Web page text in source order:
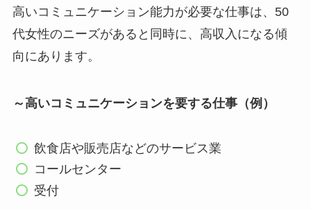
高いコミュニケーション能力が必要な仕事は、50
代女性のニーズがあると同時に、高収入になる傾
向にあります。
～高いコミュニケーションを要する仕事（例）
飲食店や販売店などのサービス業
コールセンター
受付